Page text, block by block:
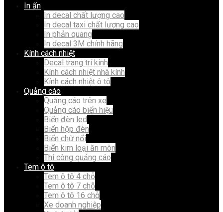
In ấn
In decal chất lượng cao
In decal taxi chất lượng cao
In phản quang
In decal 3M chính hãng
Kính cách nhiệt
Decal trang trí kinh
Kính cách nhiệt nhà kính
Kính cách nhiệt ô tô
Quảng cáo
Quảng cáo trên xe
Quảng cáo biển hiệu
Biển đèn led
Biển hộp đèn
Biển chữ nổi
Biển kim loại ăn mòn
Thi công quảng cáo
Tem ô tô
Tem ô tô 4 chỗ
Tem ô tô 7 chỗ
Tem ô tô 16 chỗ
Xe doanh nghiệp